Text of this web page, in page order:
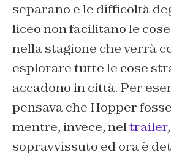
separano e le difficoltà
liceo non facilitano le
nella stagione che verrà
esplorare tutte le cose
accadono in città. Per
pensava che Hopper
mentre, invece, neltrailer
sopravvissuto ed ora è